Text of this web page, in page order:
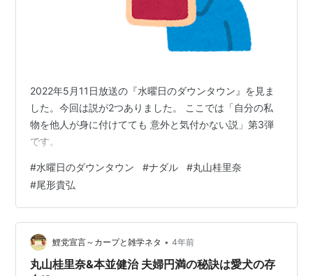
2022年5月11日放送の『水曜日のダウンタウン』を見ま
した。今回は説が2つありました。 ここでは「自分の私
物を他人が身に付けてても 意外と気付かない説」第3弾
です。
#水曜日のダウンタウン #ナダル #丸山桂里奈
#尾形貴弘
鯉党宣言～カープと雑学ネタ • 4年前
丸山桂里奈&本並健治 夫婦円満の秘訣は愛犬の存